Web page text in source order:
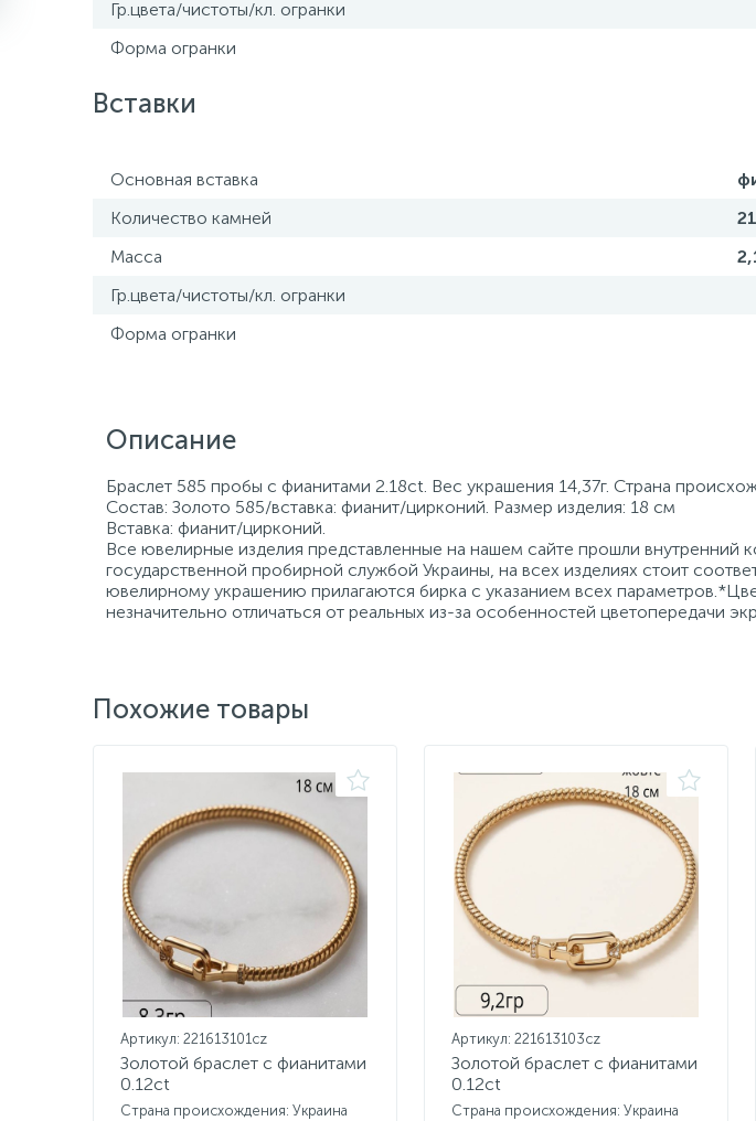
Гр.цвета/чистоты/кл. огранки
Форма огранки
Вставки
Основная вставка
Количество камней
Масса
Гр.цвета/чистоты/кл. огранки
Форма огранки
Описание
Браслет 585 пробы с фианитами 2.18ct. Вес украшения 14,37г. Страна
Состав: Золото 585/вставка: фианит/цирконий. Размер изделия: 18 см
Вставка: фианит/цирконий.
Все ювелирные изделия представленные на нашем сайте прошли внутренний
государственной пробирной службой Украины, на всех изделиях стоит
ювелирному украшению прилагаются бирка с указанием всех
незначительно отличаться от реальных из-за особенностей цветопередачи
Похожие товары
Артикул: 221613101cz
Золотой браслет с фианитами
0.12ct
Страна происхождения: Украина
Артикул: 221613103cz
Золотой браслет с фианитами
0.12ct
Страна происхождения: Украина